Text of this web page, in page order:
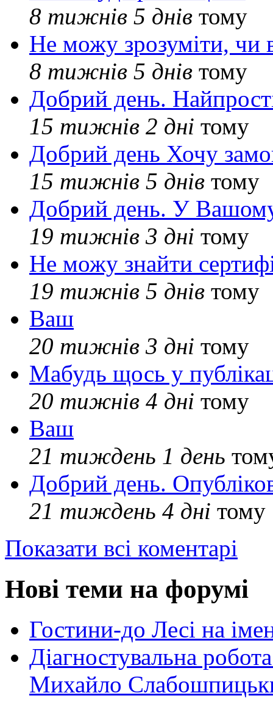
8 тижнів 5 днів тому
Не можу зрозуміти, чи
8 тижнів 5 днів тому
Добрий день.
15 тижнів 2 дні тому
Добрий день Хочу
15 тижнів 5 днів тому
Добрий день. У Вашому
19 тижнів 3 дні тому
Не можу знайти
19 тижнів 5 днів тому
Ваш
20 тижнів 3 дні тому
Мабудь щось у
20 тижнів 4 дні тому
Ваш
21 тиждень 1 день
Добрий день.
21 тиждень 4 дні тому
Показати всі коментарі
Нові теми на форумі
Гостини-до Лесі на
Діагностувальна
Михайло